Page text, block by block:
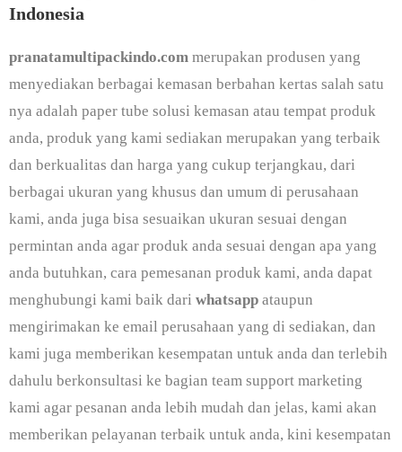
Indonesia
pranatamultipackindo.com merupakan produsen yang
menyediakan berbagai kemasan berbahan kertas salah satu
nya adalah paper tube solusi kemasan atau tempat produk
anda, produk yang kami sediakan merupakan yang terbaik
dan berkualitas dan harga yang cukup terjangkau, dari
berbagai ukuran yang khusus dan umum di perusahaan
kami, anda juga bisa sesuaikan ukuran sesuai dengan
permintan anda agar produk anda sesuai dengan apa yang
anda butuhkan, cara pemesanan produk kami, anda dapat
menghubungi kami baik dari whatsapp ataupun
mengirimakan ke email perusahaan yang di sediakan, dan
kami juga memberikan kesempatan untuk anda dan terlebih
dahulu berkonsultasi ke bagian team support marketing
kami agar pesanan anda lebih mudah dan jelas, kami akan
memberikan pelayanan terbaik untuk anda, kini kesempatan